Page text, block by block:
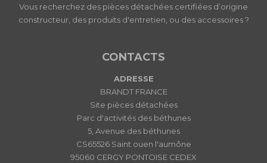
Vous recherchez des pièces détachées certifiées d’origine
constructeur, des produits d'entretien, ou des accessoires ?
CONTACTS
ADRESSE
BRANDT FRANCE
Site pièces détachées
Parc d'activités des béthunes
5, Avenue des béthunes
CS65526 Saint ouen l'aumône
95060 CERGY PONTOISE CEDEX